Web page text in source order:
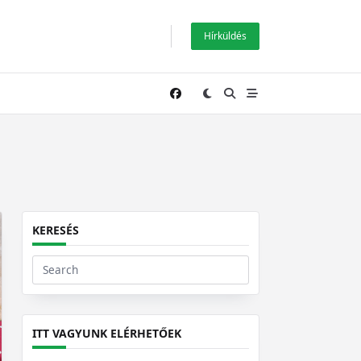
Hírküldés
KERESÉS
Search
for:
ITT VAGYUNK ELÉRHETŐEK